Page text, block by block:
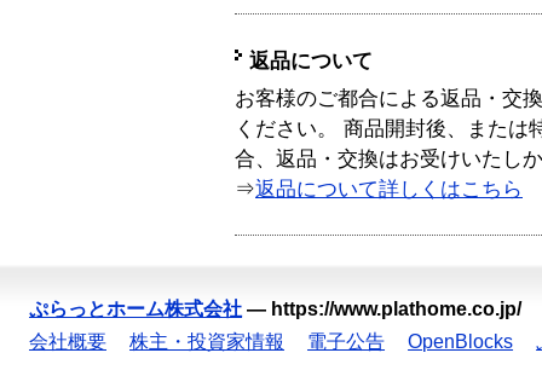
返品について
お客様のご都合による返品・交
ください。 商品開封後、または
合、返品・交換はお受けいたし
⇒返品について詳しくはこちら
ぷらっとホーム株式会社 — https://www.plathome.co.jp/
会社概要
株主・投資家情報 電子公告 OpenBlocks